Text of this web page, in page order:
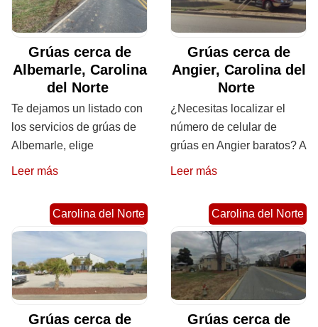
Grúas cerca de
Albemarle, Carolina
del Norte
Te dejamos un listado con
los servicios de grúas de
Albemarle, elige
Leer más
Grúas cerca de
Angier, Carolina del
Norte
¿Necesitas localizar el
número de celular de
grúas en Angier baratos? A
Leer más
Carolina del Norte
Grúas cerca de
Carolina del Norte
Grúas cerca de